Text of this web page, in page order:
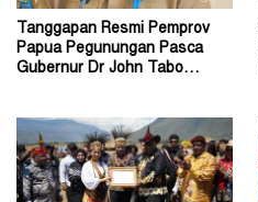
Tanggapan Resmi Pemprov
Papua Pegunungan Pasca
Gubernur Dr John Tabo